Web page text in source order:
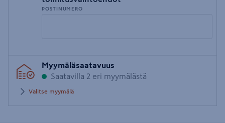
POSTINUMERO
postinumero
Myymäläsaatavuus
Saatavilla 2 eri myymälästä
Valitse myymälä